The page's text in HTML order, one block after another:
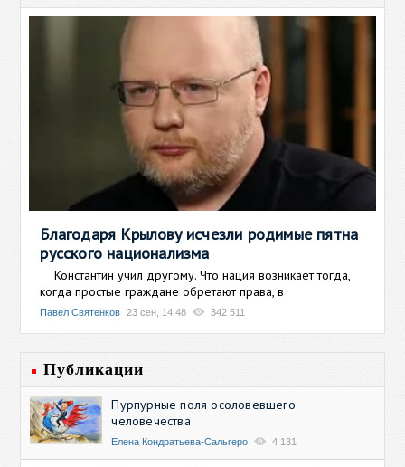
Благодаря Крылову исчезли родимые пятна
русского национализма
Константин учил другому. Что нация возникает тогда,
когда простые граждане обретают права, в
Павел Святенков 23 сен, 14:48 342 511
Публикации
Пурпурные поля осоловевшего
человечества
Елена Кондратьева-Сальгеро 4 131